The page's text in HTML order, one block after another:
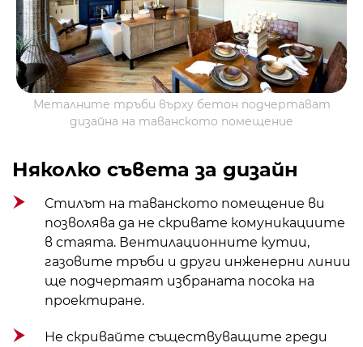
Металните тръби върху бетон подчертават
дизайна на таванското помещение
Няколко съвета за дизайн
Стилът на таванското помещение ви
позволява да не скривате комуникациите
в стаята. Вентилационните кутии,
газовите тръби и други инженерни линии
ще подчертаят избраната посока на
проектиране.
Не скривайте съществуващите греди